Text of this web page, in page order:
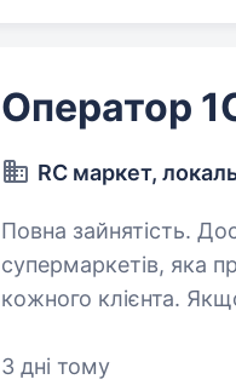
Оператор
RC маркет,
Повна зайнятість. Досвід роботи
супермаркетів, яка
кожного клієнта.
3 дні тому